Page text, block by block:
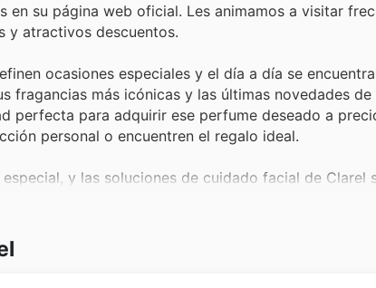
en su página web oficial. Les animamos a visitar
y atractivos descuentos.
ocasiones especiales y el día a día se
fragancias más icónicas y las últimas novedades
perfecta para adquirir ese perfume deseado a
personal o encuentren el regalo ideal.
y las soluciones de cuidado facial de Clarel
es otro de los grandes protagonistas en Clarel.